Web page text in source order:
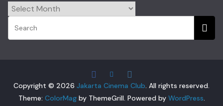
Archive
Copyright © 2026 Jakarta Cinema Club. All rights reserved.
Theme: ColorMagby ThemeGrill. Powered by WordPress.